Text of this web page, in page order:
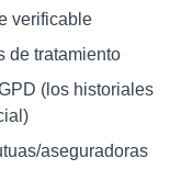
verificable
de tratamiento
(los historiales
aseguradoras